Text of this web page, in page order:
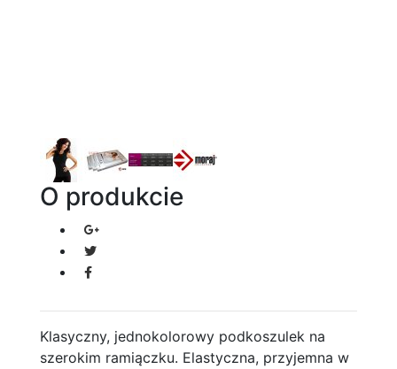
O produkcie
Klasyczny, jednokolorowy podkoszulek na
szerokim ramiączku. Elastyczna, przyjemna w